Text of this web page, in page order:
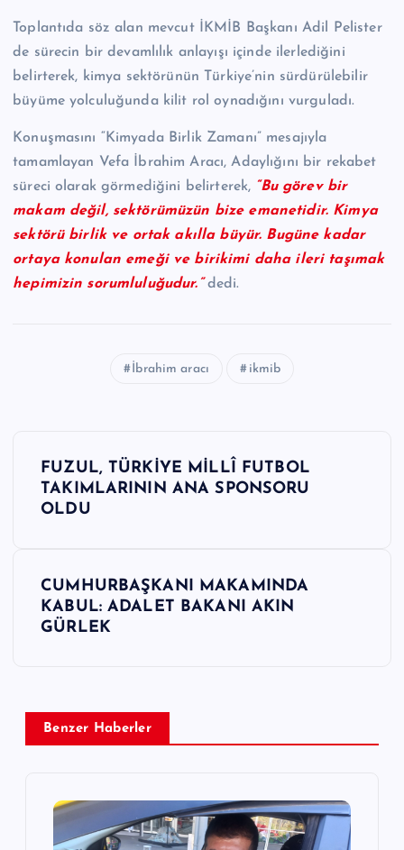
Toplantıda söz alan mevcut İKMİB Başkanı Adil Pelister
de sürecin bir devamlılık anlayışı içinde ilerlediğini
belirterek, kimya sektörünün Türkiye’nin sürdürülebilir
büyüme yolculuğunda kilit rol oynadığını vurguladı.
Konuşmasını “Kimyada Birlik Zamanı” mesajıyla
tamamlayan Vefa İbrahim Aracı, Adaylığını bir rekabet
süreci olarak görmediğini belirterek, “Bu görev bir
makam değil, sektörümüzün bize emanetidir. Kimya
sektörü birlik ve ortak akılla büyür. Bugüne kadar
ortaya konulan emeği ve birikimi daha ileri taşımak
hepimizin sorumluluğudur.”dedi.
İbrahim aracı ikmib
z
FUZUL, TÜRKİYE MİLLÎ FUTBOL
TAKIMLARININ ANA SPONSORU
OLDU
CUMHURBAŞKANI MAKAMINDA
KABUL: ADALET BAKANI AKIN
GÜRLEK
Benzer Haberler